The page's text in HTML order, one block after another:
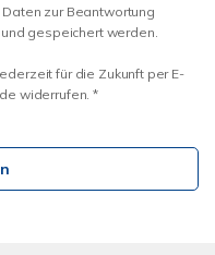
zur Beantwortung
gespeichert werden.
für die Zukunft per E-
widerrufen. *